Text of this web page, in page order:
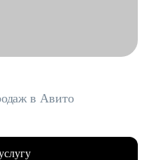
в Авито